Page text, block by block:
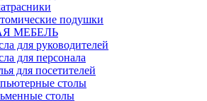
подушки
МЕБЕЛЬ
для руководителей
для персонала
для посетителей
столы
столы